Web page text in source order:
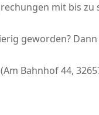
mit bis zu
geworden?
Bahnhof 44,